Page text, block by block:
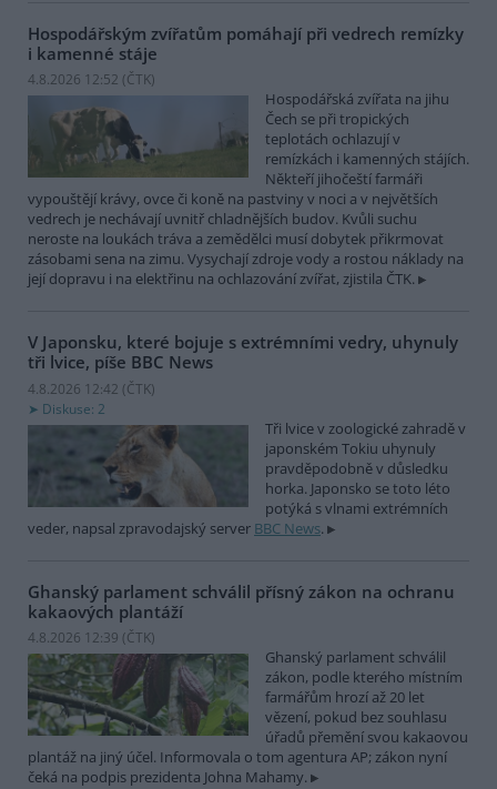
Hospodářským zvířatům pomáhají při vedrech remízky
i kamenné stáje
4.8.2026 12:52 (ČTK)
Hospodářská zvířata na jihu
Čech se při tropických
teplotách ochlazují v
remízkách i kamenných stájích.
Někteří jihočeští farmáři
vypouštějí krávy, ovce či koně na pastviny v noci a v největších
vedrech je nechávají uvnitř chladnějších budov. Kvůli suchu
neroste na loukách tráva a zemědělci musí dobytek přikrmovat
zásobami sena na zimu. Vysychají zdroje vody a rostou náklady na
její dopravu i na elektřinu na ochlazování zvířat, zjistila ČTK.
V Japonsku, které bojuje s extrémními vedry, uhynuly
tři lvice, píše BBC News
4.8.2026 12:42 (ČTK)
Diskuse: 2
Tři lvice v zoologické zahradě v
japonském Tokiu uhynuly
pravděpodobně v důsledku
horka. Japonsko se toto léto
potýká s vlnami extrémních
veder, napsal zpravodajský server BBC News.
Ghanský parlament schválil přísný zákon na ochranu
kakaových plantáží
4.8.2026 12:39 (ČTK)
Ghanský parlament schválil
zákon, podle kterého místním
farmářům hrozí až 20 let
vězení, pokud bez souhlasu
úřadů přemění svou kakaovou
plantáž na jiný účel. Informovala o tom agentura AP; zákon nyní
čeká na podpis prezidenta Johna Mahamy.